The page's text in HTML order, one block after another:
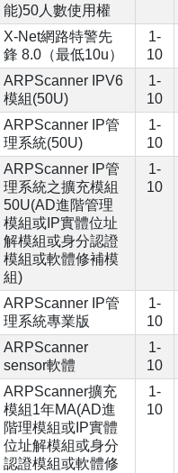
能)50人數使用權
X-Net網路特警先
鋒 8.0（最低10u）
1-
10
ARPScanner IPV6
模組(50U)
1-
10
ARPScanner IP管
理系統(50U)
1-
10
ARPScanner IP管
理系統之擴充模組
50U(AD進階管理
模組或IP實體位址
解模組或身分認證
模組或軟體修補模
組)
1-
10
ARPScanner IP管
理系統專業版
1-
10
ARPScanner
sensor軟體
1-
10
ARPScanner擴充
模組1年MA(AD進
階理模組或IP實體
位址解模組或身分
認證模組或軟體修
1-
10